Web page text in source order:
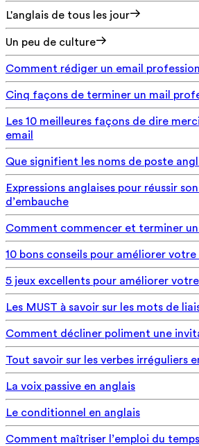
L'anglais de tous les jour
Un peu de culture
Comment rédiger un email
Cinq façons de terminer un mail
Les 10 meilleures façons de dire
email
Que signifient les noms de poste
Expressions anglaises pour réussir
d’embauche
Comment commencer et terminer
10 bons conseils pour améliorer votre
5 jeux excellents pour améliorer
Les MUST à savoir sur les mots de
Comment décliner poliment une
Tout savoir sur les verbes irréguliers
La voix passive en anglais
Le conditionnel en anglais
Comment maîtriser l’emploi du